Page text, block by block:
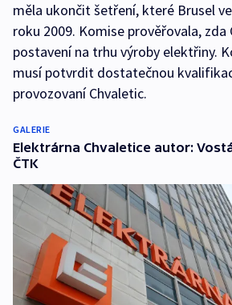
měla ukončit šetření, které Brusel
roku 2009. Komise prověřovala, zda
postavení na trhu výroby elektřiny.
musí potvrdit dostatečnou
provozovaní Chvaletic.
GALERIE
Elektrárna Chvaletice autor:
ČTK